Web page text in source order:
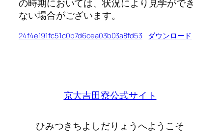
の時期においては、状況により見学ができ
ない場合がございます。
24f4e191fc51c0b7d6cea03b03a8fd53 ダウンロード
京大吉田寮公式サイト
ひみつきちよしだりょうへようこそ